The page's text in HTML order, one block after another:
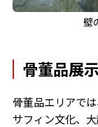
壁
骨董品展
骨董品エリアで
サフィン文化、